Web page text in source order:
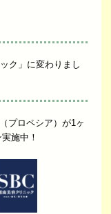
ク」に変わりまし
プロペシア）が1ヶ
施中！